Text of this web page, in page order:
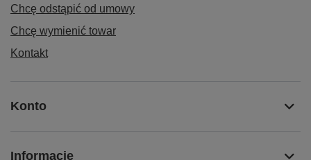
Chcę odstąpić od umowy
Chcę wymienić towar
Kontakt
Konto
Informacje